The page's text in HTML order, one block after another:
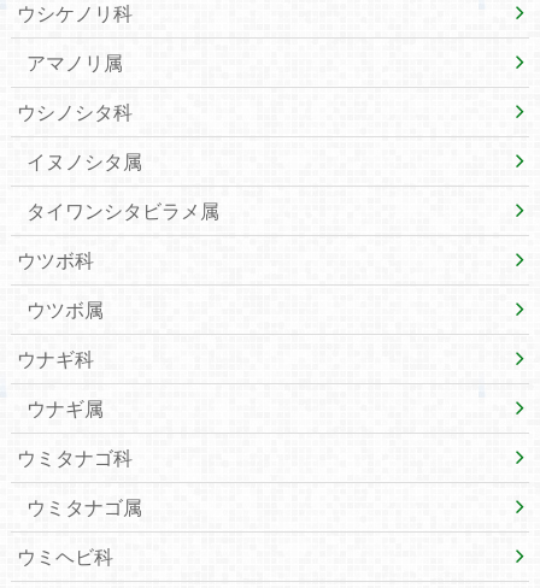
ウシケノリ科
アマノリ属
ウシノシタ科
イヌノシタ属
タイワンシタビラメ属
ウツボ科
ウツボ属
ウナギ科
ウナギ属
ウミタナゴ科
ウミタナゴ属
ウミヘビ科